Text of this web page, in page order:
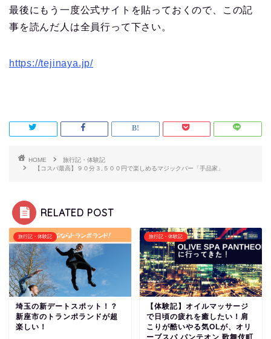
最後にもう一度公式サイトを貼っておくので、この記
事を読んだ人は全員行って下さい。
https://tejinaya.jp/
HOME
旅行記・体験記
【コスパ最高】９０分３,５００円で楽しめるマジックバー「手品家」
RELATED POST
旅行記・体験記
埼玉の新デートスポット！？
新座市のトランポランドが超
楽しい！
旅行記・体験記
【体験記】オイルマッサージ
で日頃の疲れを癒したい！肩
こりが酷いやる気OLが、オリ
ーブスパ パンテオン 歌舞伎町